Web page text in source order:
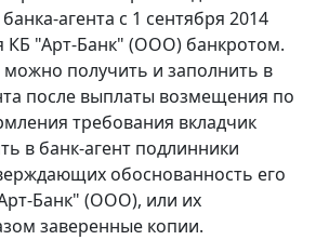
агента с 1 сентября 2014
КБ "Арт-Банк" (ООО) банкротом.
можно получить и заполнить в
после выплаты возмещения по
требования вкладчик
в банк-агент подлинники
обоснованность его
Банк" (ООО), или их
заверенные копии.